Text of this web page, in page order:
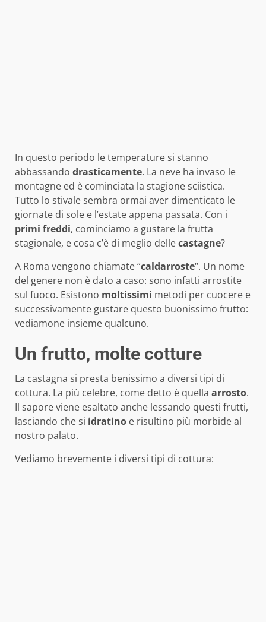
In questo periodo le temperature si stanno
abbassando drasticamente. La neve ha invaso le
montagne ed è cominciata la stagione sciistica.
Tutto lo stivale sembra ormai aver dimenticato le
giornate di sole e l’estate appena passata. Con i
primi freddi, cominciamo a gustare la frutta
stagionale, e cosa c’è di meglio dellecastagne?
A Roma vengono chiamate “caldarroste“. Un nome
del genere non è dato a caso: sono infatti arrostite
sul fuoco. Esistono moltissimi metodi per cuocere e
successivamente gustare questo buonissimo frutto:
vediamone insieme qualcuno.
Un frutto, molte cotture
La castagna si presta benissimo a diversi tipi di
cottura. La più celebre, come detto è quella arrosto.
Il sapore viene esaltato anche lessando questi frutti,
lasciando che si idratino e risultino più morbide al
nostro palato.
Vediamo brevemente i diversi tipi di cottura: